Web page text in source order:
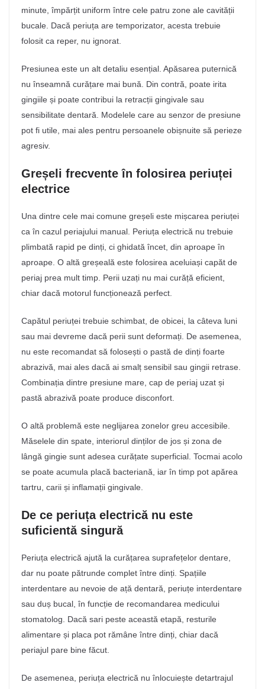
minute, împărțit uniform între cele patru zone ale cavității
bucale. Dacă periuța are temporizator, acesta trebuie
folosit ca reper, nu ignorat.
Presiunea este un alt detaliu esențial. Apăsarea puternică
nu înseamnă curățare mai bună. Din contră, poate irita
gingiile și poate contribui la retracții gingivale sau
sensibilitate dentară. Modelele care au senzor de presiune
pot fi utile, mai ales pentru persoanele obișnuite să perieze
agresiv.
Greșeli frecvente în folosirea periuței
electrice
Una dintre cele mai comune greșeli este mișcarea periuței
ca în cazul periajului manual. Periuța electrică nu trebuie
plimbată rapid pe dinți, ci ghidată încet, din aproape în
aproape. O altă greșeală este folosirea aceluiași capăt de
periaj prea mult timp. Perii uzați nu mai curăță eficient,
chiar dacă motorul funcționează perfect.
Capătul periuței trebuie schimbat, de obicei, la câteva luni
sau mai devreme dacă perii sunt deformați. De asemenea,
nu este recomandat să folosești o pastă de dinți foarte
abrazivă, mai ales dacă ai smalț sensibil sau gingii retrase.
Combinația dintre presiune mare, cap de periaj uzat și
pastă abrazivă poate produce disconfort.
O altă problemă este neglijarea zonelor greu accesibile.
Măselele din spate, interiorul dinților de jos și zona de
lângă gingie sunt adesea curățate superficial. Tocmai acolo
se poate acumula placă bacteriană, iar în timp pot apărea
tartru, carii și inflamații gingivale.
De ce periuța electrică nu este
suficientă singură
Periuța electrică ajută la curățarea suprafețelor dentare,
dar nu poate pătrunde complet între dinți. Spațiile
interdentare au nevoie de ață dentară, periuțe interdentare
sau duș bucal, în funcție de recomandarea medicului
stomatolog. Dacă sari peste această etapă, resturile
alimentare și placa pot rămâne între dinți, chiar dacă
periajul pare bine făcut.
De asemenea, periuța electrică nu înlocuiește detartrajul